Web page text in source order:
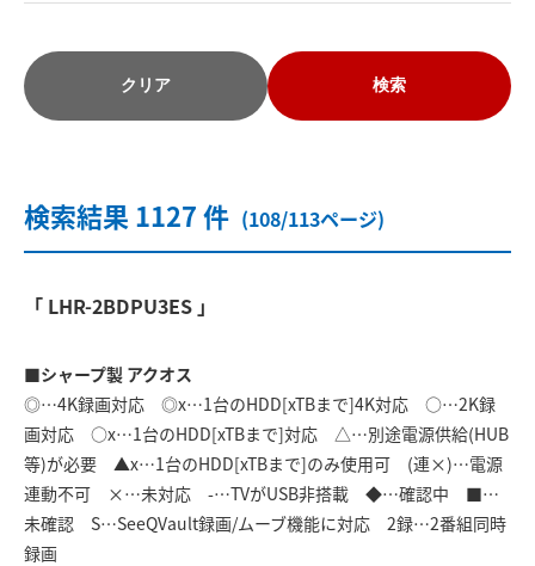
クリア 検索
検索結果 1127 件 (108/113ページ)
「 LHR-2BDPU3ES 」
■シャープ製 アクオス
◎…4K録画対応 ◎x…1台のHDD[xTBまで]4K対応 ○…2K録
画対応 ○x…1台のHDD[xTBまで]対応 △…別途電源供給(HUB
等)が必要 ▲x…1台のHDD[xTBまで]のみ使用可 (連×)…電源
連動不可 ×…未対応 -…TVがUSB非搭載 ◆…確認中 ■…
未確認 S…SeeQVault録画/ムーブ機能に対応 2録…2番組同時
録画